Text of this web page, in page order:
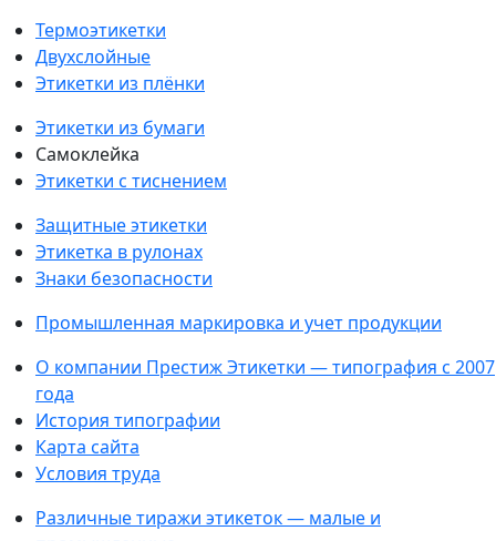
Термоэтикетки
Двухслойные
Этикетки из плёнки
Этикетки из бумаги
Самоклейка
Этикетки с тиснением
Защитные этикетки
Этикетка в рулонах
Знаки безопасности
Промышленная маркировка и учет продукции
О компании Престиж Этикетки — типография с 2007
года
История типографии
Карта сайта
Условия труда
Различные тиражи этикеток — малые и